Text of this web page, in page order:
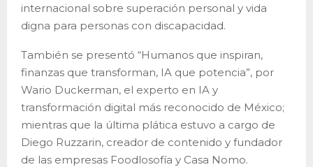
internacional sobre superación personal y vida
digna para personas con discapacidad.
También se presentó “Humanos que inspiran,
finanzas que transforman, IA que potencia”, por
Wario Duckerman, el experto en IA y
transformación digital más reconocido de México;
mientras que la última plática estuvo a cargo de
Diego Ruzzarin, creador de contenido y fundador
de las empresas Foodlosofía y Casa Nomo.